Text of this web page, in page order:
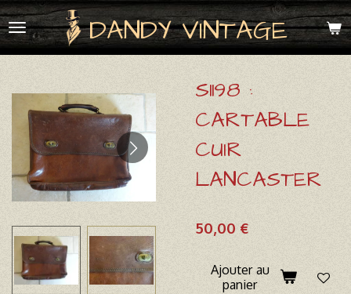
Passer
au
contenu
DANDY VINTAGE
S1198 :
CARTABLE
CUIR
LANCASTER
50,00 €
Ajouter au
panier